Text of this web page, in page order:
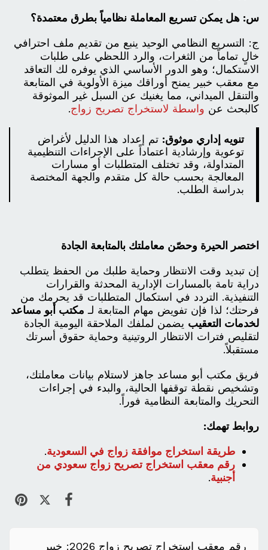
س: هل يمكن تسريع المعاملة نظامياً بطرق معتمدة؟
ج: التسريع النظامي الوحيد ينبع من تقديم ملف احترافي
خالٍ تماماً من الثغرات، والرد اللحظي على طلبات
الاستكمال؛ وهو الدور الأساسي الذي يوفره لك التعاقد
مع معقب خبير يمنح أوراقك ميزة الأولوية في المتابعة
والتنقل الميداني، مما يغنيك عن السبل غير الموثوقة
كالبحث عن واسطة لاستخراج تصريح زواج.
تنويه إداري موثوق: تم إعداد هذا الدليل لأغراض
توعوية وإرشادية اعتماداً على الإجراءات التنظيمية
المتداولة، وقد تختلف المتطلبات أو مسارات
المعالجة بحسب حالة كل متقدم والجهة المختصة
بدراسة الطلب.
اختصر الحيرة وحصّن معاملتك بالمتابعة الجادة
إن تبديد وقت الانتظار وحماية طلبك من الحفظ يتطلب
دراية تامة بالمسارات الإدارية المحدثة والقرارات
التنفيذية. التردد في استكمال المتطلبات قد يحرمك من
فرحتك؛ لذا فإن تفويض مهام المتابعة لـ مكتب أبو مساعد
لخدمات التعقيب يضمن لملفك الملاحقة اليومية الجادة
لتقليص فترات الانتظار الروتينية وحماية حقوق أسرتك
مستقبلاً.
فريق مكتب أبو مساعد جاهز لاستلام بيانات معاملتك،
وتشخيص نقطة توقفها الحالية، والبدء في إجراءات
التحريك والمتابعة النظامية فوراً.
روابط تهمك:
طريقة استخراج موافقة زواج في السعودية.
رقم معقب استخراج تصريح زواج سعودي من
أجنبية.
​رقم معقب استخراج تصريح زواج 2026: خبير